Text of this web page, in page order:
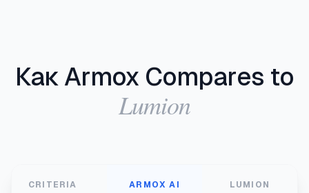
Как Armox Compares to
Lumion
CRITERIA ARMOX AI LUMION